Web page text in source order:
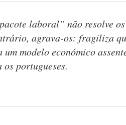
laboral” não resolve
agrava-os: fragiliza
modelo económico
portugueses.